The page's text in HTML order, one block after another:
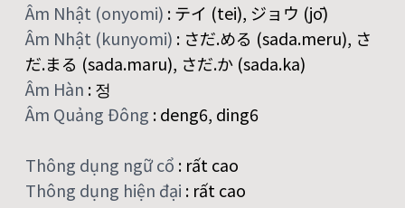
Âm Nhật (onyomi) :テイ (tei), ジョウ (jō)
Âm Nhật (kunyomi) : さだ.める (sada.meru), さ
だ.まる (sada.maru), さだ.か (sada.ka)
Âm Hàn :정
Âm Quảng Đông :deng6, ding6
Thông dụng ngữ cổ : rất cao
Thông dụng hiện đại : rất cao